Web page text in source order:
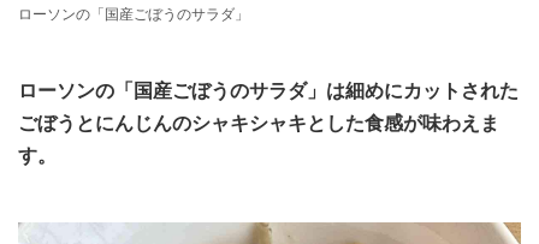
ローソンの「国産ごぼうのサラダ」
ローソンの「国産ごぼうのサラダ」は細めにカットされた
ごぼうとにんじんのシャキシャキとした食感が味わえま
す。